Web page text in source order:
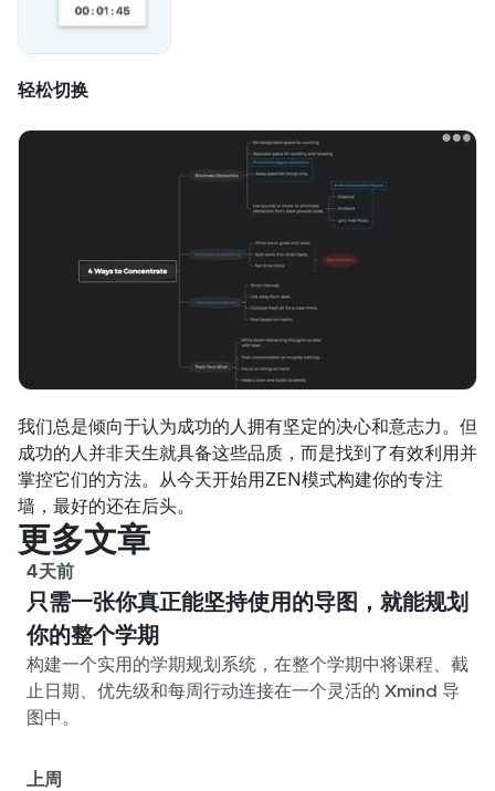
轻松切换
我们总是倾向于认为成功的人拥有坚定的决心和意志力。但
成功的人并非天生就具备这些品质，而是找到了有效利用并
掌控它们的方法。从今天开始用ZEN模式构建你的专注
墙，最好的还在后头。
更多文章
4天前
只需一张你真正能坚持使用的导图，就能规划
你的整个学期
构建一个实用的学期规划系统，在整个学期中将课程、截
止日期、优先级和每周行动连接在一个灵活的 Xmind 导
图中。
上周